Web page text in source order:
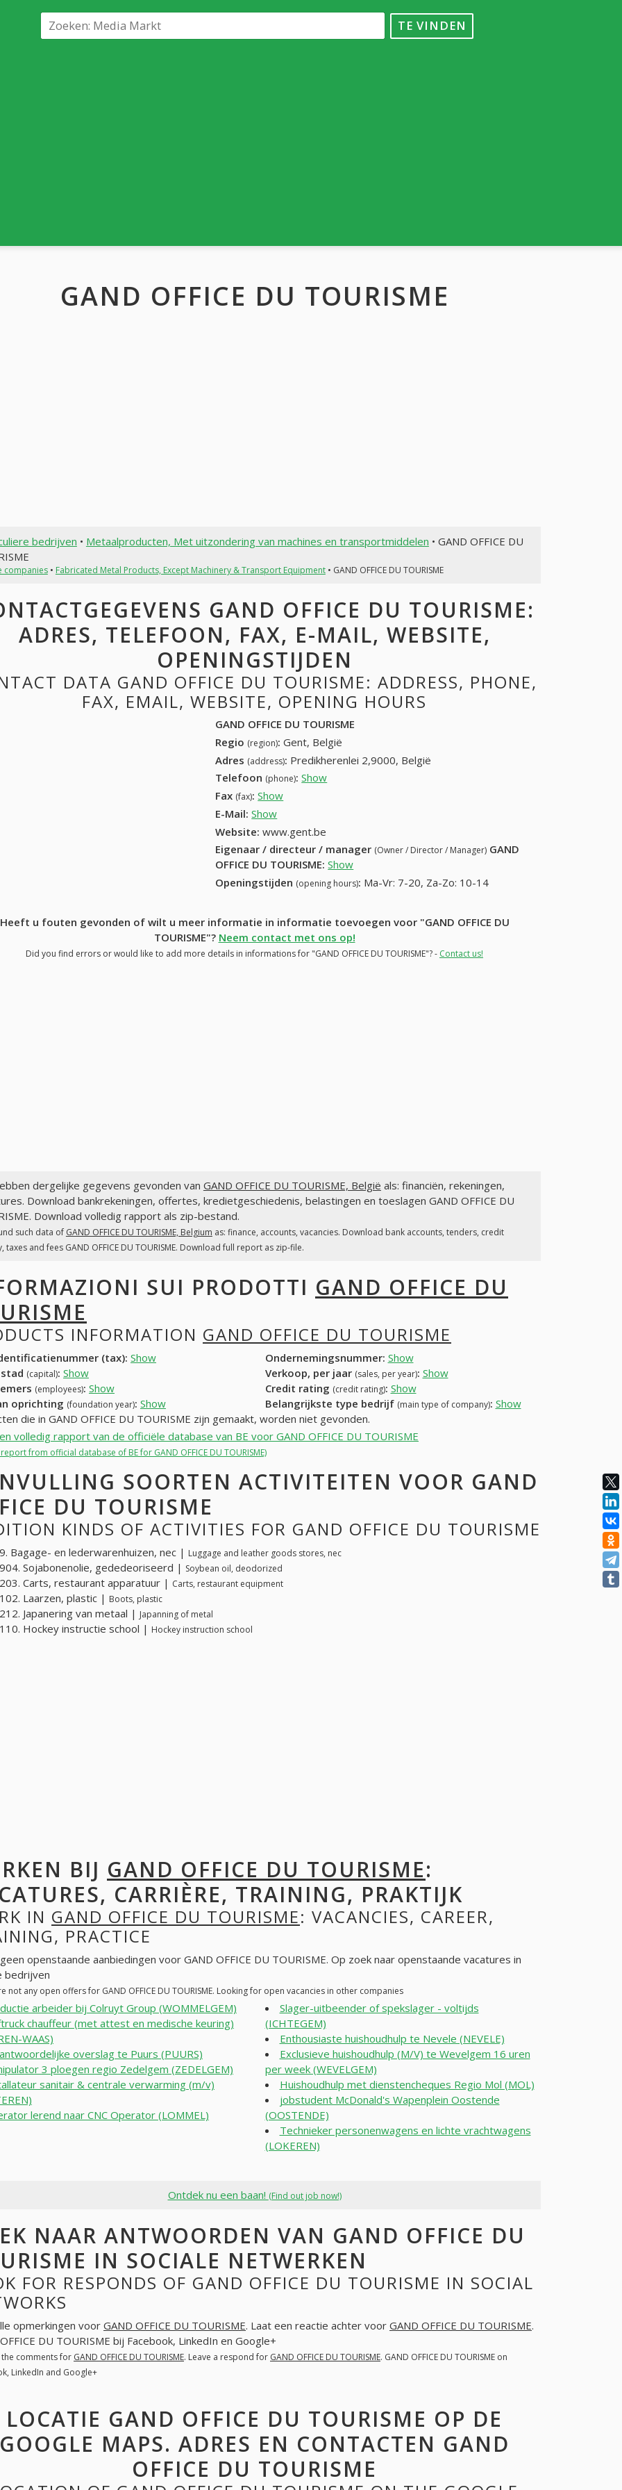
TE VINDEN
GAND OFFICE DU TOURISME
bedrijven • Metaalproducten, Met uitzondering van machines en transportmiddelen • GAND OFFICE DU
companies• Fabricated Metal Products, Except Machinery & Transport Equipment• GAND OFFICE DU TOURISME
GAND OFFICE DU TOURISME:
ADRES, TELEFOON, FAX, E-MAIL, WEBSITE,
OPENINGSTIJDEN
DATA GAND OFFICE DU TOURISME: ADDRESS, PHONE,
FAX, EMAIL, WEBSITE, OPENING HOURS
GAND OFFICE DU TOURISME
Regio (region): Gent, België
Adres (address): Predikherenlei 2,9000, België
Telefoon (phone): Show
Fax (fax): Show
E-Mail: Show
Website: www.gent.be
Eigenaar / directeur / manager (Owner / Director / Manager) GAND
OFFICE DU TOURISME: Show
Openingstijden (opening hours): Ma-Vr: 7-20, Za-Zo: 10-14
Heeft u fouten gevonden of wilt u meer informatie in informatie toevoegen voor "GAND OFFICE DU
TOURISME"? Neem contact met ons op!
Did you find errors or would like to add more details in informations for "GAND OFFICE DU TOURISME"? - Contact us!
dergelijke gegevens gevonden van GAND OFFICE DU TOURISME, België als: financiën, rekeningen,
Download bankrekeningen, offertes, kredietgeschiedenis, belastingen en toeslagen GAND OFFICE DU
Download volledig rapport als zip-bestand.
such data of GAND OFFICE DU TOURISME, Belgium as: finance, accounts, vacancies. Download bank accounts, tenders, credit
taxes and fees GAND OFFICE DU TOURISME. Download full report as zip-file.
SUI PRODOTTI GAND OFFICE DU
INFORMATION GAND OFFICE DU TOURISME
(tax): Show Ondernemingsnummer: Show
(capital): Show Verkoop, per jaar (sales, per year): Show
(employees): Show Credit rating (credit rating): Show
oprichting (foundation year): Show Belangrijkste type bedrijf (main type of company): Show
die in GAND OFFICE DU TOURISME zijn gemaakt, worden niet gevonden.
volledig rapport van de officiële database van BE voor GAND OFFICE DU TOURISME
from official database of BE for GAND OFFICE DU TOURISME)
SOORTEN ACTIVITEITEN VOOR GAND
DU TOURISME
KINDS OF ACTIVITIES FOR GAND OFFICE DU TOURISME
Bagage- en lederwarenhuizen, nec | Luggage and leather goods stores, nec
Sojabonenolie, gededeoriseerd | Soybean oil, deodorized
Carts, restaurant apparatuur | Carts, restaurant equipment
Laarzen, plastic | Boots, plastic
Japanering van metaal | Japanning of metal
Hockey instructie school | Hockey instruction school
BIJ GAND OFFICE DU TOURISME:
CARRIÈRE, TRAINING, PRAKTIJK
IN GAND OFFICE DU TOURISME: VACANCIES, CAREER,
PRACTICE
openstaande aanbiedingen voor GAND OFFICE DU TOURISME. Op zoek naar openstaande vacatures in
bedrijven
not any open offers for GAND OFFICE DU TOURISME. Looking for open vacancies in other companies
arbeider bij Colruyt Group (WOMMELGEM)
chauffeur (met attest en medische keuring)
WAAS)
overslag te Puurs (PUURS)
3 ploegen regio Zedelgem (ZEDELGEM)
sanitair & centrale verwarming (m/v)
lerend naar CNC Operator (LOMMEL)
Slager-uitbeender of spekslager - voltijds
(ICHTEGEM)
Enthousiaste huishoudhulp te Nevele (NEVELE)
Exclusieve huishoudhulp (M/V) te Wevelgem 16 uren
per week (WEVELGEM)
Huishoudhulp met dienstencheques Regio Mol (MOL)
jobstudent McDonald's Wapenplein Oostende
(OOSTENDE)
Technieker personenwagens en lichte vrachtwagens
(LOKEREN)
Ontdek nu een baan! (Find out job now!)
NAAR ANTWOORDEN VAN GAND OFFICE DU
IN SOCIALE NETWERKEN
FOR RESPONDS OF GAND OFFICE DU TOURISME IN SOCIAL
opmerkingen voor GAND OFFICE DU TOURISME. Laat een reactie achter voor GAND OFFICE DU TOURISME.
DU TOURISME bij Facebook, LinkedIn en Google+
the comments for GAND OFFICE DU TOURISME. Leave a respond for GAND OFFICE DU TOURISME. GAND OFFICE DU TOURISME on
LinkedIn and Google+
LOCATIE GAND OFFICE DU TOURISME OP DE
GOOGLE MAPS. ADRES EN CONTACTEN GAND
OFFICE DU TOURISME